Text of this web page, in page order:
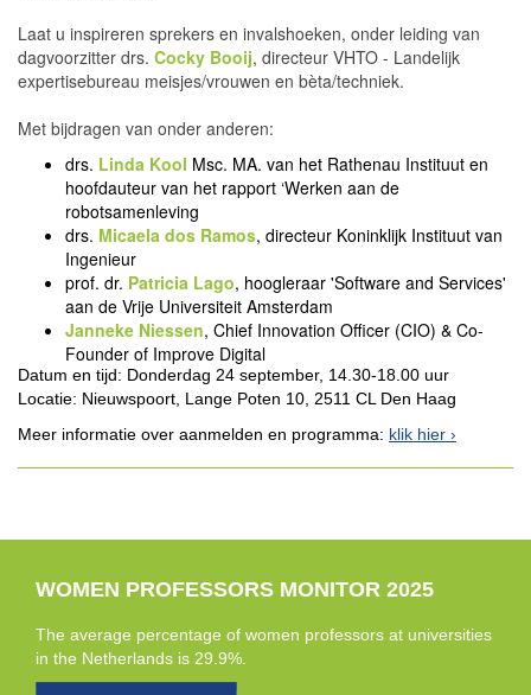
Laat u inspireren sprekers en invalshoeken, onder leiding van
dagvoorzitter drs. Cocky Booij, directeur VHTO - Landelijk
expertisebureau meisjes/vrouwen en bèta/techniek.
Met bijdragen van onder anderen:
drs. Linda Kool Msc. MA. van het Rathenau Instituut en
hoofdauteur van het rapport ‘Werken aan de
robotsamenleving
drs. Micaela dos Ramos, directeur Koninklijk Instituut van
Ingenieur
prof. dr. Patricia Lago, hoogleraar 'Software and Services'
aan de Vrije Universiteit Amsterdam
Janneke Niessen, Chief Innovation Officer (CIO) & Co-
Founder of Improve Digital
Datum en tijd: Donderdag 24 september, 14.30-18.00 uur
Locatie: Nieuwspoort, Lange Poten 10, 2511 CL Den Haag
Meer informatie over aanmelden en programma: klik hier
WOMEN PROFESSORS MONITOR 2025
The average percentage of women professors at universities
in the Netherlands is 29.9%.